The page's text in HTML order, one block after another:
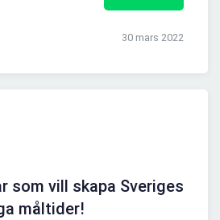
30 mars 2022
som vill skapa Sveriges
måltider!